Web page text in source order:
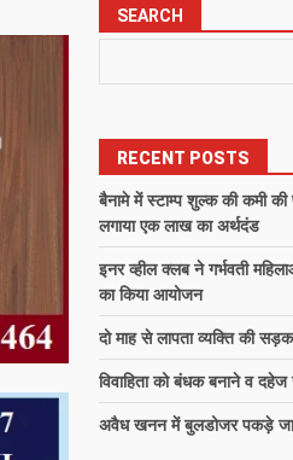
SEARCH
RECENT POSTS
बैनामे में स्टाम्प शुल्क की कमी
लगाया एक लाख का अर्थदंड
इनर व्हील क्लब ने गर्भवती
का किया आयोजन
दो माह से लापता व्यक्ति की
विवाहिता को बंधक बनाने व
अवैध खनन में बुलडोजर पकड़े